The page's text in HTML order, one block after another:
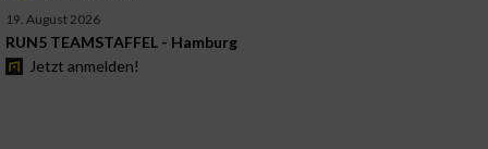
19. August 2026
RUN5 TEAMSTAFFEL - Hamburg
Jetzt anmelden!